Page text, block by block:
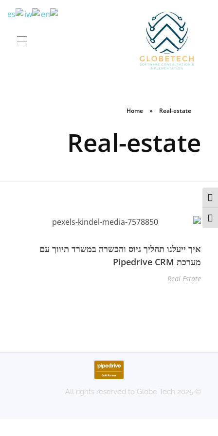
הפעל/כבה ניגודיות גבוהה
מתג גודל גופן
Home » Real-estate
Real-estate
איך ייעלנו תהליך גיוס והכשרה במשרד תיווך עם
מערכת Pipedrive CRM
Real Estate
© 2025 All rights reserved to Globe Tech